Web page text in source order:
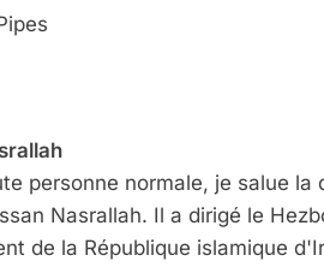
personne normale, je salue
Nasrallah. Il a dirigé le
de la République islamique